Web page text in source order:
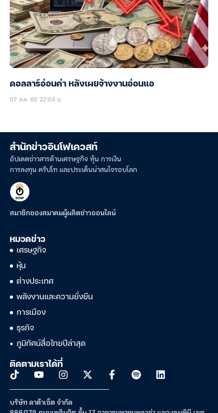
ดอลลาร์อ่อนค่า หลังเผยจ้างงานอ่อนแอ
07 ส.ค. 69 22:04 น.
สำนักข่าวอินโฟเควสท์
อัปเดตข่าวสารด้านเศรษฐกิจ หุ้น การเงิน
การลงทุน คริปโท และประเด็นน่าสนใจรอบโลก
สมาชิกของสมาคมผู้ผลิตข่าวออนไลน์
หมวดข่าว
เศรษฐกิจ
หุ้น
ต่างประเทศ
พลังงานและความยั่งยืน
การเมือง
ธุรกิจ
ภูมิทัศน์สื่อไทยปีล่าสุด
ติดตามเราได้ที่
บริษัท ดาต้าเซ็ต จำกัด